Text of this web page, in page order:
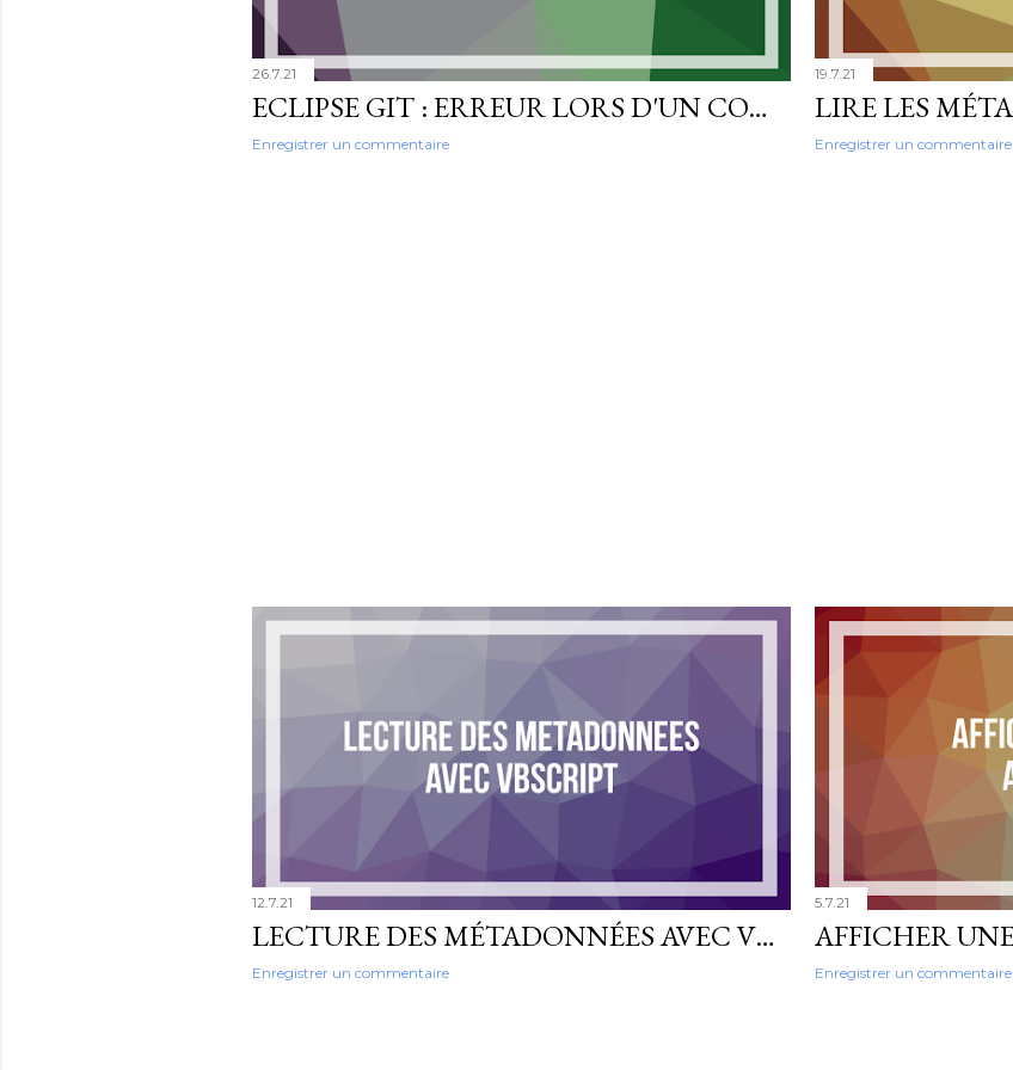
26.7.21
ECLIPSE GIT : ERREUR LORS D'UN COMMIT SIGNÉ - FAILED TO PARSE SECRET KEY FILE
Enregistrer un commentaire
19.7.21
Enregistrer un commentaire
12.7.21
LECTURE DES MÉTADONNÉES AVEC VBSCRIPT (VBS)
Enregistrer un commentaire
5.7.21
Enregistrer un commentaire